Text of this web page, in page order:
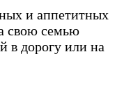
и аппетитных
свою семью
в дорогу или на